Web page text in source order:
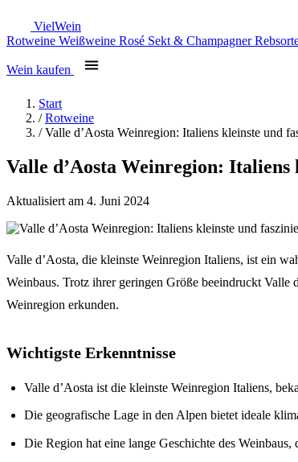
VielWein
Rotweine Weißweine Rosé Sekt & Champagner
Wein kaufen
Start
/ Rotweine
/ Valle d’Aosta Weinregion: Italiens kleinste und
Valle d’Aosta Weinregion:
Aktualisiert am 4. Juni 2024
Valle d’Aosta, die kleinste Weinregion Italiens, ist ein
Weinbaus. Trotz ihrer geringen Größe beeindruckt
Weinregion erkunden.
Wichtigste Erkenntnisse
Valle d’Aosta ist die kleinste Weinregion Italiens,
Die geografische Lage in den Alpen bietet ideale
Die Region hat eine lange Geschichte des